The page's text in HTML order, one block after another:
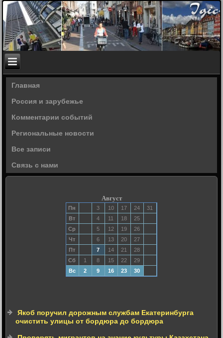
Главная
Россия и зарубежье
Комментарии событий
Региональные новости
Все записи
Связь с нами
Август
Пн 3 10 17 24
31
Вт
4 11 18
25
Ср
5 12 19
26
Чт
6 13 20
27
Пт
7 14 21
28
Сб
1 8 15 22
29
Вс
2 9 16 23 30
Якоб поручил дорожным службам Екатеринбурга
очистить улицы от бордюра до бордюра